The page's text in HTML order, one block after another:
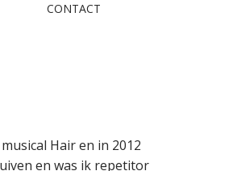
CONTACT
Hair en in 2012
en was ik repetitor